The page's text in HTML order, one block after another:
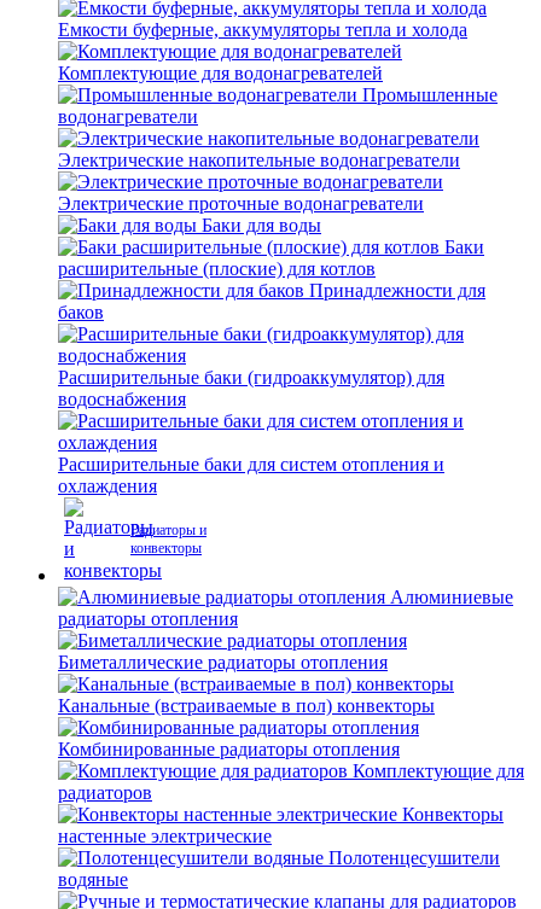
Емкости буферные, аккумуляторы тепла и холода
Комплектующие для водонагревателей
Промышленные
водонагреватели
Электрические накопительные водонагреватели
Электрические проточные водонагреватели
Баки для воды
Баки
расширительные (плоские) для котлов
Принадлежности для
баков
Расширительные баки (гидроаккумулятор) для
водоснабжения
Расширительные баки для систем отопления и
охлаждения
Радиаторы и
конвекторы
Алюминиевые
радиаторы отопления
Биметаллические радиаторы отопления
Канальные (встраиваемые в пол) конвекторы
Комбинированные радиаторы отопления
Комплектующие для
радиаторов
Конвекторы
настенные электрические
Полотенцесушители
водяные